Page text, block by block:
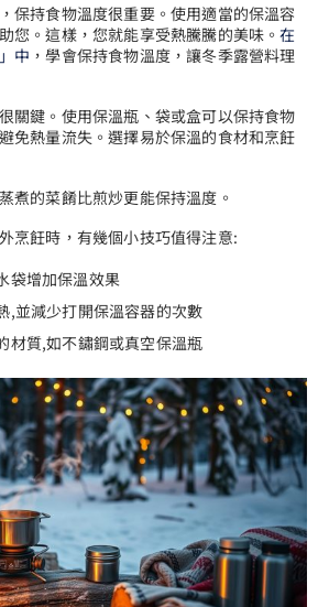
保持食物溫度很重要。使用適當的保溫容
您。這樣，您就能享受熱騰騰的美味。在
中 ，學會保持食物溫度，讓冬季露營料理
關鍵。使用保溫瓶、袋或盒可以保持食物
免熱量流失。選擇易於保溫的食材和烹飪
煮的菜餚比煎炒更能保持溫度。
烹飪時，有幾個小技巧值得注意:
袋增加保溫效果
,並減少打開保溫容器的次數
材質,如不鏽鋼或真空保溫瓶